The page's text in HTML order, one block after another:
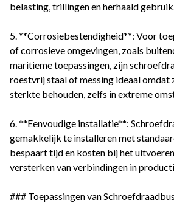
belasting, trillingen en herhaald
5. **Corrosiebestendigheid**: Voor
of corrosieve omgevingen, zoals
maritieme toepassingen, zijn
roestvrij staal of messing ideaal omdat
sterkte behouden, zelfs in extreme
6. **Eenvoudige installatie**:
gemakkelijk te installeren met
bespaart tijd en kosten bij het
versterken van verbindingen in
### Toepassingen van